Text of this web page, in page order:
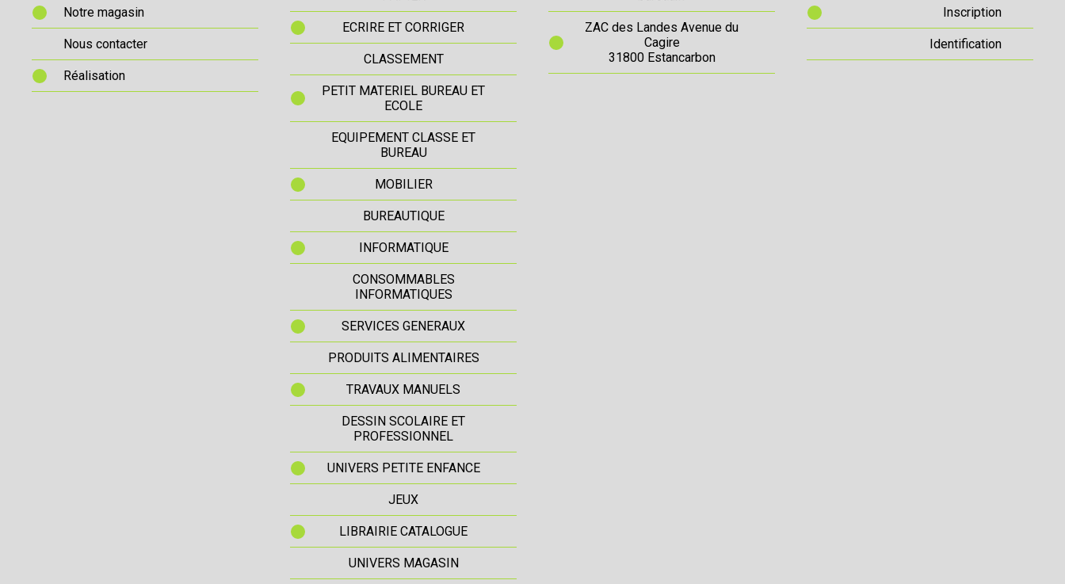
Notre magasin
Nous contacter
Réalisation
ECRIRE ET CORRIGER
CLASSEMENT
PETIT MATERIEL BUREAU ET
ECOLE
EQUIPEMENT CLASSE ET
BUREAU
MOBILIER
BUREAUTIQUE
INFORMATIQUE
CONSOMMABLES
INFORMATIQUES
SERVICES GENERAUX
PRODUITS ALIMENTAIRES
TRAVAUX MANUELS
DESSIN SCOLAIRE ET
PROFESSIONNEL
UNIVERS PETITE ENFANCE
JEUX
LIBRAIRIE CATALOGUE
UNIVERS MAGASIN
ZAC des Landes Avenue du
Cagire
31800 Estancarbon
Inscription
Identification